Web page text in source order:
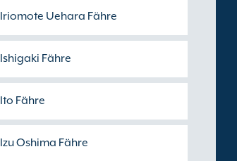
Iriomote Uehara Fähre
Ishigaki Fähre
Ito Fähre
Izu Oshima Fähre